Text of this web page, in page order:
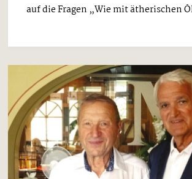
auf die Fragen „Wie mit ätherischen